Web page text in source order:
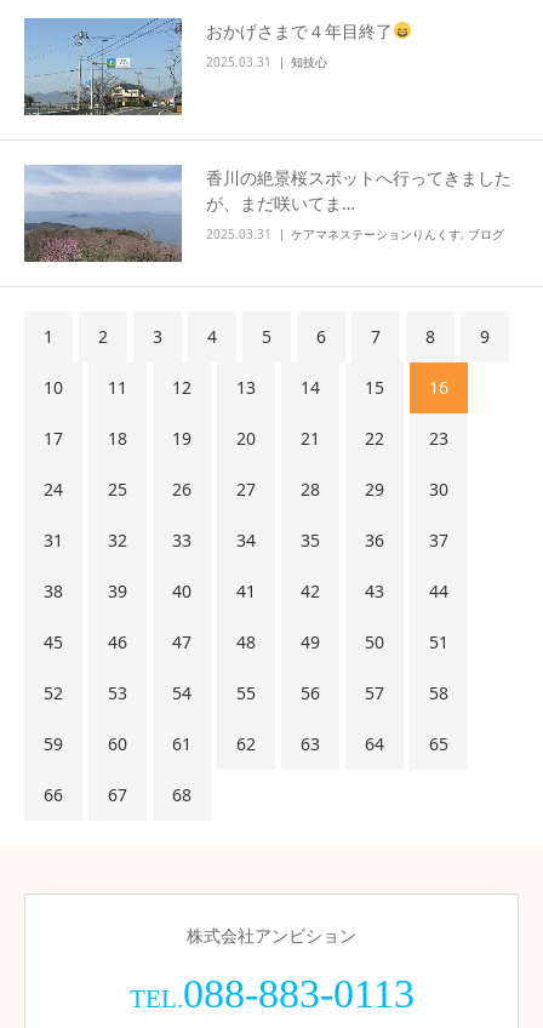
おかげさまで４年目終了
2025.03.31 知技心
香川の絶景桜スポットへ行ってきました
が、まだ咲いてま…
2025.03.31 ケアマネステーションりんくす, ブログ
1 2 3 4 5 6 7 8 9
10 11 12 13 14 15 16
17 18 19 20 21 22 23
24 25 26 27 28 29 30
31 32 33 34 35 36 37
38 39 40 41 42 43 44
45 46 47 48 49 50 51
52 53 54 55 56 57 58
59 60 61 62 63 64 65
66 67 68
株式会社アンビション
TEL.088-883-0113